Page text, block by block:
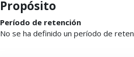
Propósito
Período de retención
No se ha definido un período de